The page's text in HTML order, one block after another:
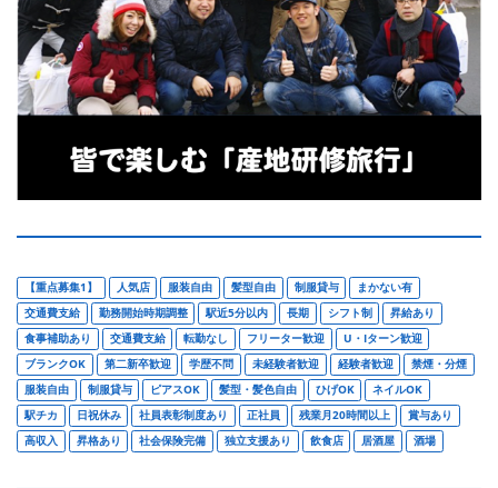
【重点募集1】 人気店 服装自由 髪型自由 制服貸与
まかない有
交通費支給
勤務開始時期調整 駅近5分以内 長期 シフト制
昇給あり
食事補助あり
交通費支給 転勤なし フリーター歓迎
U・Iターン歓迎
ブランクOK
第二新卒歓迎 学歴不問 未経験者歓迎 経験者歓迎
禁煙・分煙
服装自由
制服貸与 ピアスOK 髪型・髪色自由 ひげOK
ネイルOK
駅チカ
日祝休み 社員表彰制度あり 正社員 残業月20時間以上
賞与あり
高収入
昇格あり 社会保険完備 独立支援あり 飲食店 居酒屋 酒場